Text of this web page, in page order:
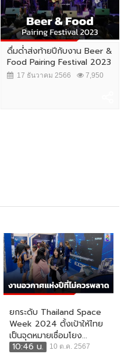
ดื่มด่ำส่งท้ายปีกับงาน Beer &
Food Pairing Festival 2023
17 ธันวาคม 2566 7,950
ยกระดับ Thailand Space
Week 2024 ตั้งเป้าให้ไทย
เป็นจุดหมายเชื่อมโยง...
10:46 น.
10 ต.ค. 2567